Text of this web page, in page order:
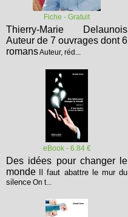
Fiche - Gratuit
Thierry-Marie Delaunois
Auteur de 7 ouvrages dont 6
romansAuteur, réd...
eBook - 6.84 €
Des idées pour changer le
monde
Il faut abattre le mur du
silence On t...